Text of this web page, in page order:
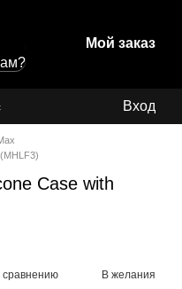
Мой заказ
Вход
Case with
сравнению В желания